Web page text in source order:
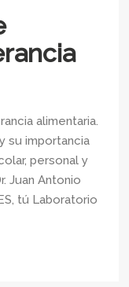
alimentaria.
su importancia
personal y
Juan Antonio
tú Laboratorio